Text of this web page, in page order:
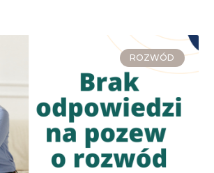
ROZWÓD